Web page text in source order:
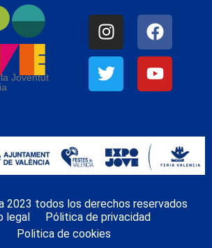
Joventut
2023 todos los derechos reservados
legal
Pólitica de privacidad
Politica de cookies